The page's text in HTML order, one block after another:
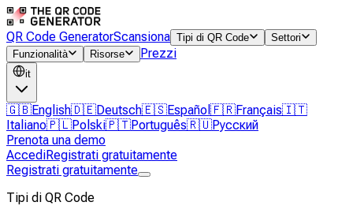
QR Code GeneratorScansiona Tipi di QR Code
Settori
Funzionalità
Risorse Prezzi
it
🇬🇧English🇩🇪Deutsch🇪🇸Español 🇫🇷Français🇮🇹
Italiano🇵🇱Polski🇵🇹Português🇷🇺Русский
Prenota una demo
AccediRegistrati gratuitamente
Registrati gratuitamente
Tipi di QR Code